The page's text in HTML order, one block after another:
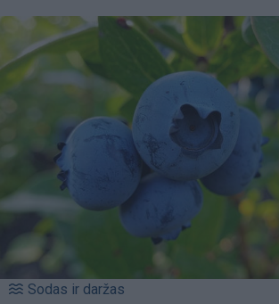
Sodas ir daržas